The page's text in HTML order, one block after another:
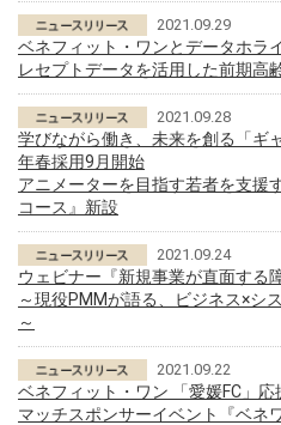
2021.09.29
ベネフィット・ワンとデータホラ
レセプトデータを活用した前期高
2021.09.28
学びながら働き、未来を創る「ギ
年春採用9月開始
アニメーターを目指す若者を支援
コース』新設
2021.09.24
ウェビナー『新規事業が直面する
～現役PMMが語る、ビジネス×シ
～
2021.09.22
ベネフィット・ワン 「愛媛FC」応
マッチスポンサーイベント『ベネ